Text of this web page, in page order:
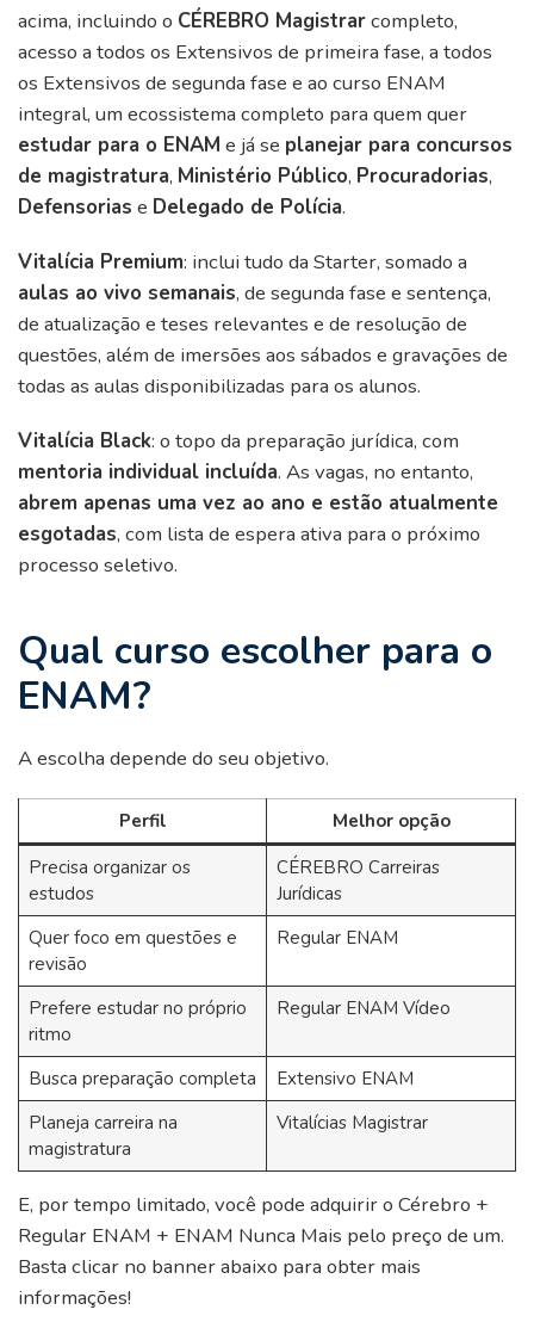
acima, incluindo o CÉREBRO Magistrarcompleto,
acesso a todos os Extensivos de primeira fase, a todos
os Extensivos de segunda fase e ao curso ENAM
integral, um ecossistema completo para quem quer
estudar para o ENAM e já se planejar para concursos
de magistratura, Ministério Público, Procuradorias,
Defensorias e Delegado de Polícia.
Vitalícia Premium: inclui tudo da Starter, somado a
aulas ao vivo semanais, de segunda fase e sentença,
de atualização e teses relevantes e de resolução de
questões, além de imersões aos sábados e gravações de
todas as aulas disponibilizadas para os alunos.
Vitalícia Black: o topo da preparação jurídica, com
mentoria individual incluída. As vagas, no entanto,
abrem apenas uma vez ao ano e estão atualmente
esgotadas, com lista de espera ativa para o próximo
processo seletivo.
Qual curso escolher para o
ENAM?
A escolha depende do seu objetivo.
Perfil
Melhor opção
Precisa organizar os
estudos
CÉREBRO Carreiras
Jurídicas
Quer foco em questões e
revisão
Regular ENAM
Prefere estudar no próprio
ritmo
Regular ENAM Vídeo
Busca preparação completa
Extensivo ENAM
Planeja carreira na
magistratura
Vitalícias Magistrar
E, por tempo limitado, você pode adquirir o Cérebro +
Regular ENAM + ENAM Nunca Mais pelo preço de um.
Basta clicar no banner abaixo para obter mais
informações!